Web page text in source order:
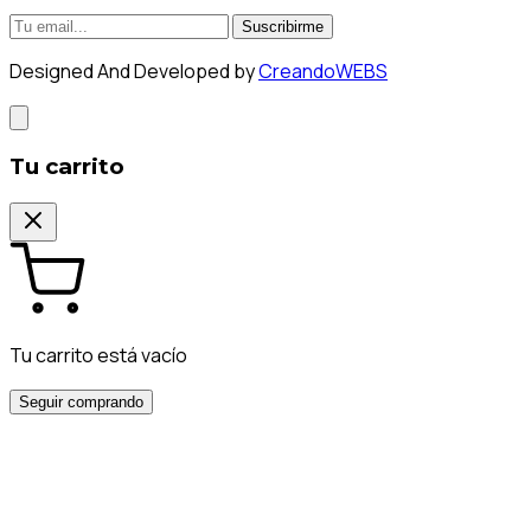
Suscribirme
Designed And Developed byCreandoWEBS
Tu carrito
Tu carrito está vacío
Seguir comprando